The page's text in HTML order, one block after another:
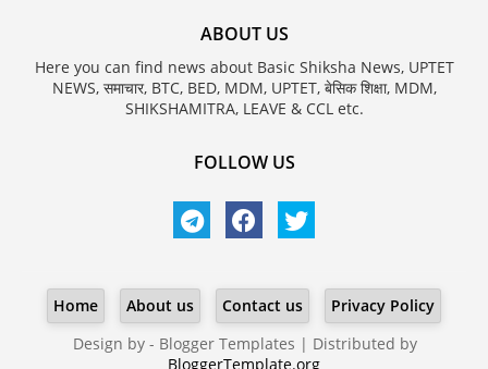
ABOUT US
Here you can find news about Basic Shiksha News, UPTET
NEWS, समाचार, BTC, BED, MDM, UPTET, बेसिक शिक्षा, MDM,
SHIKSHAMITRA, LEAVE & CCL etc.
FOLLOW US
Home About us Contact us
Privacy Policy
Design by - Blogger Templates | Distributed by
BloggerTemplate.org